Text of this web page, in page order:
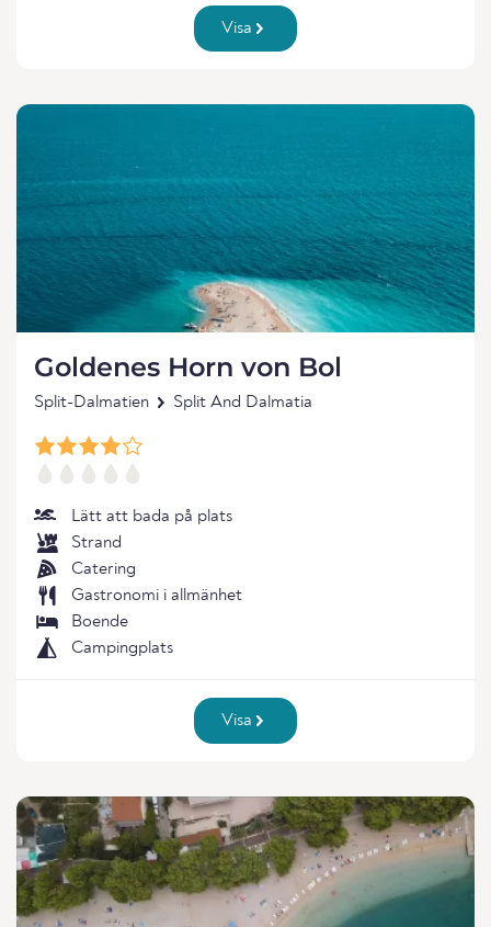
Visa
Goldenes Horn von Bol
Split-Dalmatien Split And Dalmatia
Lätt att bada på plats
Strand
Catering
Gastronomi i allmänhet
Boende
Campingplats
Visa